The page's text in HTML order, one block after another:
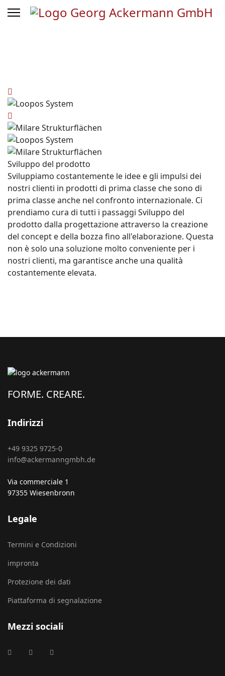
Sviluppo del prodotto
Sviluppiamo costantemente le idee e gli impulsi dei
nostri clienti in prodotti di prima classe che sono di
prima classe anche nel confronto internazionale. Ci
prendiamo cura di tutti i passaggi Sviluppo del
prodotto dalla progettazione attraverso la creazione
del concept e della bozza fino all'elaborazione. Questa
non è solo una soluzione molto conveniente per i
nostri clienti, ma garantisce anche una qualità
costantemente elevata.
FORME. CREARE.
Indirizzi
+49 9325 9725-0
info@ackermanngmbh.de
Via commerciale 1
97355 Wiesenbronn
Legale
Termini e Condizioni
impronta
Protezione dei dati
Piattaforma di segnalazione
Mezzi sociali